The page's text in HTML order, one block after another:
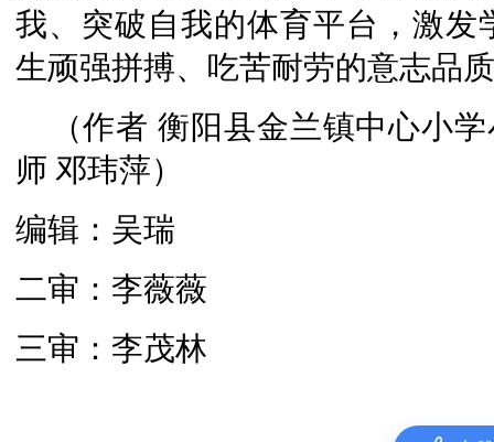
我、突破自我的体育平台，激
生顽强拼搏、吃苦耐劳的意志品
（作者 衡阳县金兰镇中心小
师 邓玮萍）
编辑：吴瑞
二审：李薇薇
三审：李茂林